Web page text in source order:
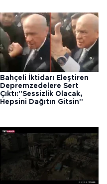
Bahçeli İktidarı Eleştiren
Depremzedelere Sert
Çıktı:''Sessizlik Olacak,
Hepsini Dağıtın Gitsin''